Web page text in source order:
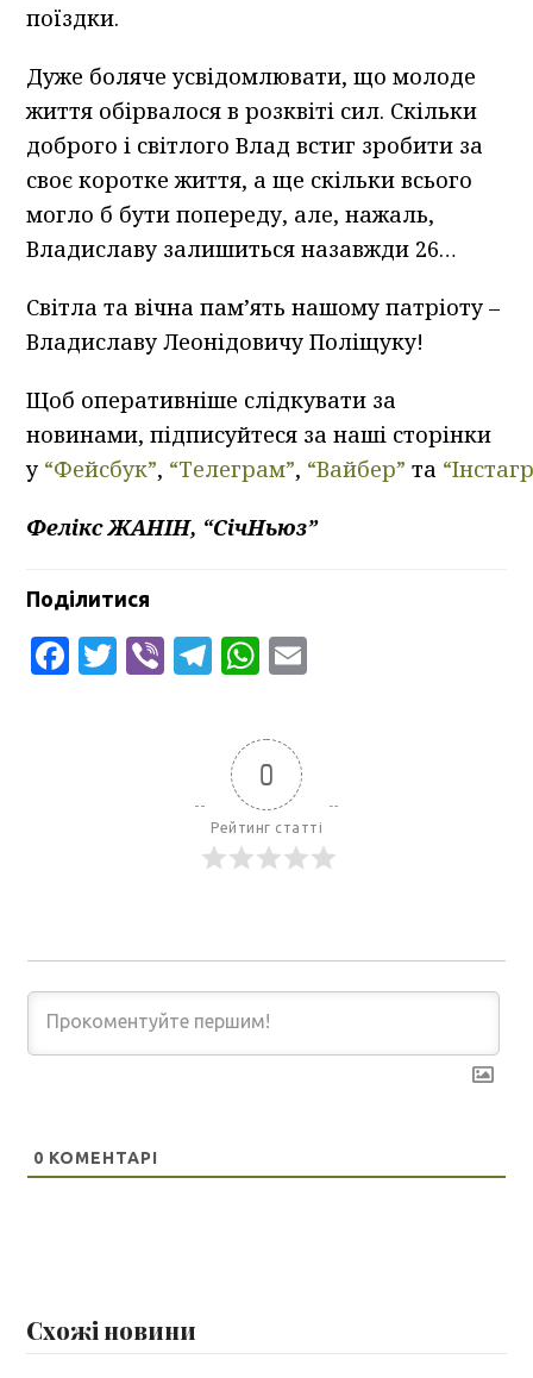
поїздки.
Дуже боляче усвідомлювати, що молоде
життя обірвалося в розквіті сил. Скільки
доброго і світлого Влад встиг зробити за
своє коротке життя, а ще скільки всього
могло б бути попереду, але, нажаль,
Владиславу залишиться назавжди 26…
Світла та вічна пам’ять нашому патріоту –
Владиславу Леонідовичу Поліщуку!
Щоб оперативніше слідкувати за
новинами, підписуйтеся за наші сторінки
у “Фейсбук”, “Телеграм”, “Вайбер” та
Фелікс ЖАНІН, “СічНьюз”
Поділитися
Facebook
Twitter
ViberTelegram
WhatsApp
0
Рейтинг статті
0 КОМЕНТАРІ
Схожі новини